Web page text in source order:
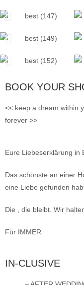
BOOK YOUR
<< keep a dream within
forever >>
Eure Liebeserklärung in
Das schönste an einer
eine Liebe gefunden
Die , die bleibt. Wir
Für IMMER.
IN-CLUSIVE